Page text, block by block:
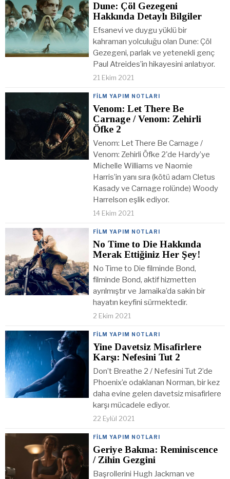
Dune: Çöl Gezegeni
Hakkında Detaylı Bilgiler
Efsanevi ve duygu yüklü bir
kahraman yolculuğu olan Dune: Çöl
Gezegeni, parlak ve yetenekli genç
Paul Atreides’in hikayesini anlatıyor.
21 Ekim 2021
FILM YAPIM NOTLARI
Venom: Let There Be
Carnage / Venom: Zehirli
Öfke 2
Venom: Let There Be Carnage /
Venom: Zehirli Öfke 2'de Hardy’ye
Michelle Williams ve Naomie
Harris’in yanı sıra (kötü adam Cletus
Kasady ve Carnage rolünde) Woody
Harrelson eşlik ediyor.
14 Ekim 2021
FILM YAPIM NOTLARI
No Time to Die Hakkında
Merak Ettiğiniz Her Şey!
No Time to Die filminde Bond,
filminde Bond, aktif hizmetten
ayrılmıştır ve Jamaika’da sakin bir
hayatın keyfini sürmektedir.
2 Ekim 2021
FILM YAPIM NOTLARI
Yine Davetsiz Misafirlere
Karşı: Nefesini Tut 2
Don’t Breathe 2 / Nefesini Tut 2’de
Phoenix’e odaklanan Norman, bir kez
daha evine gelen davetsiz misafirlere
karşı mücadele ediyor.
22 Eylül 2021
FILM YAPIM NOTLARI
Geriye Bakma: Reminiscence
/ Zihin Gezgini
Başrollerini Hugh Jackman ve